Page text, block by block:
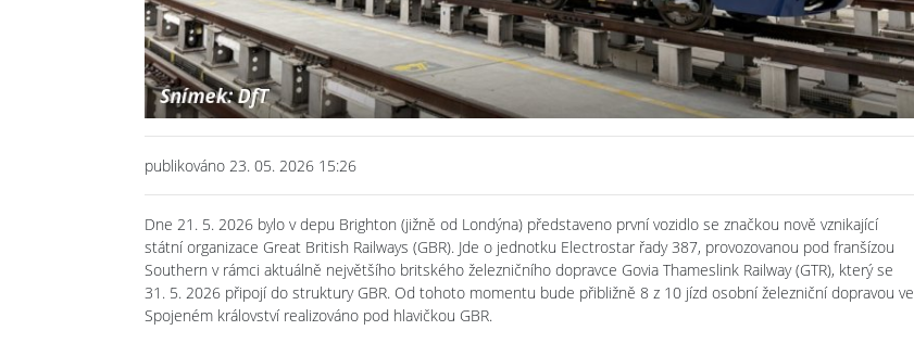
publikováno 23. 05. 2026 15:26
Dne 21. 5. 2026 bylo v depu Brighton (jižně od Londýna) představeno první vozidlo se značkou nově vznikající
státní organizace Great British Railways (GBR). Jde o jednotku Electrostar řady 387, provozovanou pod franšízou
Southern v rámci aktuálně největšího britského železničního dopravce Govia Thameslink Railway (GTR), který se
31. 5. 2026 připojí do struktury GBR. Od tohoto momentu bude přibližně 8 z 10 jízd osobní železniční dopravou ve
Spojeném království realizováno pod hlavičkou GBR.